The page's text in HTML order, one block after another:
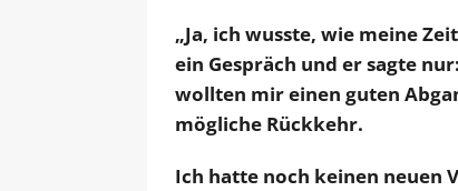
„Ja, ich wusste, wie meine
ein Gespräch und er sagte
wollten mir einen guten
mögliche Rückkehr.
Ich hatte noch keinen neuen